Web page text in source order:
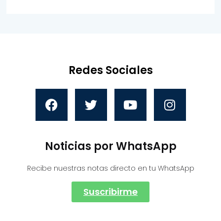
Redes Sociales
Noticias por WhatsApp
Recibe nuestras notas directo en tu WhatsApp
Suscribirme